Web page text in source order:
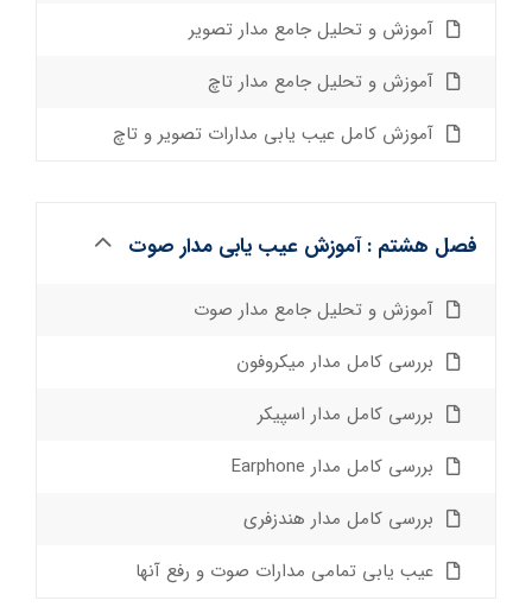
آموزش و تحلیل جامع مدار تصویر
آموزش و تحلیل جامع مدار تاچ
آموزش کامل عیب یابی مدارات تصویر و تاچ
فصل هشتم : آموزش عیب یابی مدار صوت
آموزش و تحلیل جامع مدار صوت
بررسی کامل مدار میکروفون
بررسی کامل مدار اسپیکر
بررسی کامل مدار Earphone
بررسی کامل مدار هندزفری
عیب یابی تمامی مدارات صوت و رفع آنها